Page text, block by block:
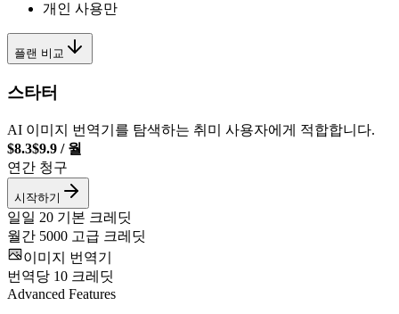
개인 사용만
플랜 비교
스타터
AI 이미지 번역기를 탐색하는 취미 사용자에게 적합합니다.
$8.3$9.9 / 월
연간 청구
시작하기
일일 20 기본 크레딧
월간 5000 고급 크레딧
이미지 번역기
번역당 10 크레딧
Advanced Features